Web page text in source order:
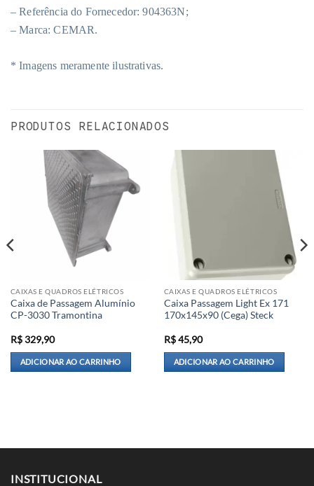
– Referência do Fornecedor: 904363N;
– Marca: CEMAR.
* Imagens meramente ilustrativas.
PRODUTOS RELACIONADOS
CAIXAS E QUADROS ELÉTRICOS
Caixa de Passagem Alumínio
CP-3030 Tramontina
R$329,90
ADICIONAR AO CARRINHO
CAIXAS E QUADROS ELÉTRICOS
Caixa Passagem Light Ex 171
170x145x90 (Cega) Steck
R$45,90
ADICIONAR AO CARRINHO
INSTITUCIONAL